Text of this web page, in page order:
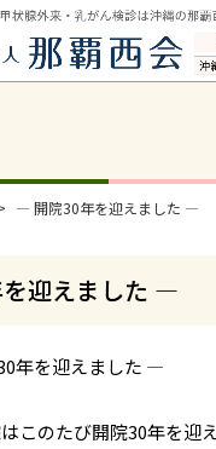
― 開院30年を迎えました ―
迎えました ―
年を迎えました ―
このたび開院30年を迎